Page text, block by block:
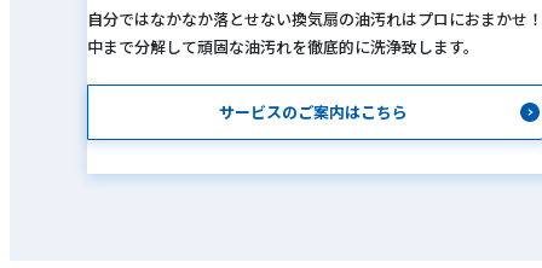
自分ではなかなか落とせない換気扇の油汚れはプロにおまかせ！
中まで分解して頑固な油汚れを徹底的に洗浄致します。
サービスのご案内はこちら